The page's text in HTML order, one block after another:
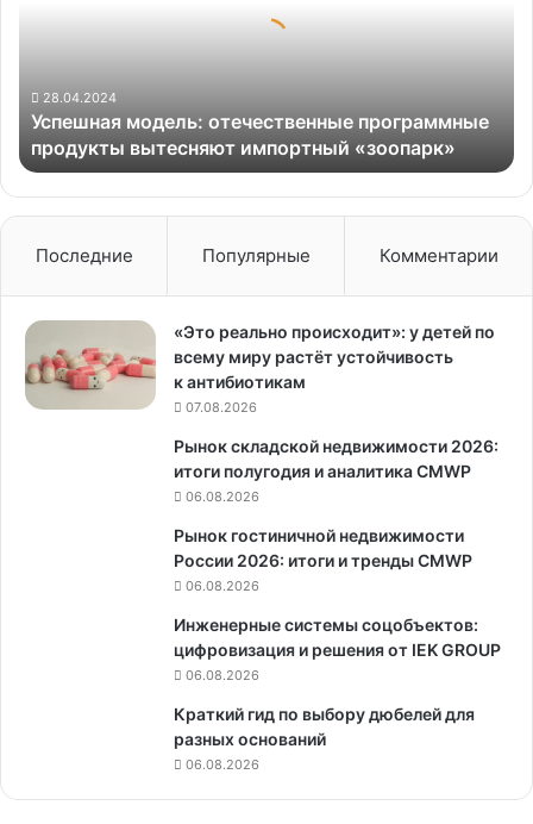
«зоопарк»
28.04.2024
Успешная модель: отечественные программные
продукты вытесняют импортный «зоопарк»
Последние Популярные Комментарии
«Это реально происходит»: у детей по
всему миру растёт устойчивость
к антибиотикам
07.08.2026
Рынок складской недвижимости 2026:
итоги полугодия и аналитика CMWP
06.08.2026
Рынок гостиничной недвижимости
России 2026: итоги и тренды CMWP
06.08.2026
Инженерные системы соцобъектов:
цифровизация и решения от IEK GROUP
06.08.2026
Краткий гид по выбору дюбелей для
разных оснований
06.08.2026